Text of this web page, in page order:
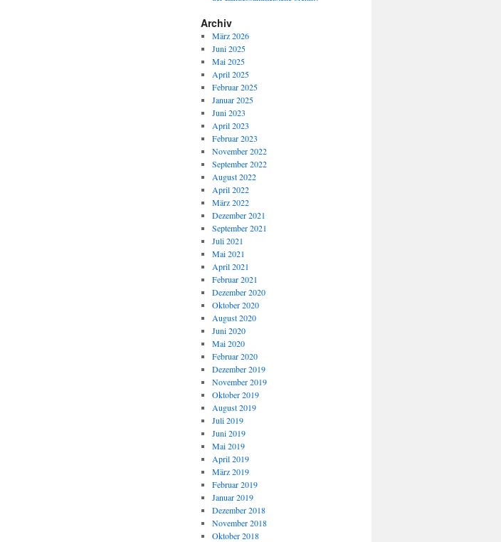
Archiv
März 2026
Juni 2025
Mai 2025
April 2025
Februar 2025
Januar 2025
Juni 2023
April 2023
Februar 2023
November 2022
September 2022
August 2022
April 2022
März 2022
Dezember 2021
September 2021
Juli 2021
Mai 2021
April 2021
Februar 2021
Dezember 2020
Oktober 2020
August 2020
Juni 2020
Mai 2020
Februar 2020
Dezember 2019
November 2019
Oktober 2019
August 2019
Juli 2019
Juni 2019
Mai 2019
April 2019
März 2019
Februar 2019
Januar 2019
Dezember 2018
November 2018
Oktober 2018